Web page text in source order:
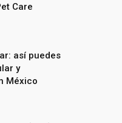
Care
así puedes
y
México